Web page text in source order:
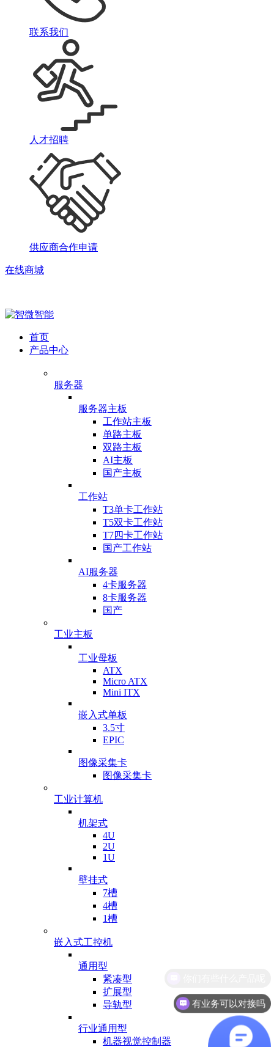
联系我们
人才招聘
供应商合作申请
在线商城
首页
产品中心
服务器
服务器主板
工作站主板
单路主板
双路主板
AI主板
国产主板
工作站
T3单卡工作站
T5双卡工作站
T7四卡工作站
国产工作站
AI服务器
4卡服务器
8卡服务器
国产
工业主板
工业母板
ATX
Micro ATX
Mini ITX
嵌入式单板
3.5寸
EPIC
图像采集卡
图像采集卡
工业计算机
机架式
4U
2U
1U
壁挂式
7槽
4槽
1槽
嵌入式工控机
通用型
紧凑型
扩展型
导轨型
行业通用型
机器视觉控制器
有业务可以对接吗